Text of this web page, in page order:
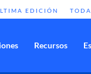
EDICIÓN
Recursos